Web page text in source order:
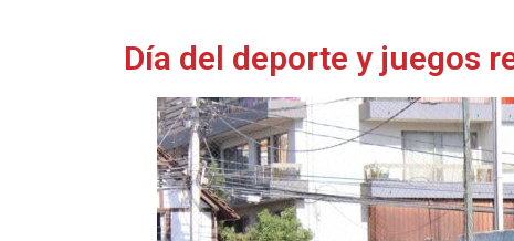
Día del deporte y juegos